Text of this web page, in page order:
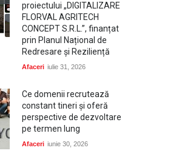
proiectului „DIGITALIZARE
FLORVAL AGRITECH
CONCEPT S.R.L.”, finanțat
prin Planul Național de
Redresare și Reziliență
Afaceri iulie 31, 2026
Ce domenii recrutează
constant tineri și oferă
perspective de dezvoltare
pe termen lung
Afaceri iunie 30, 2026